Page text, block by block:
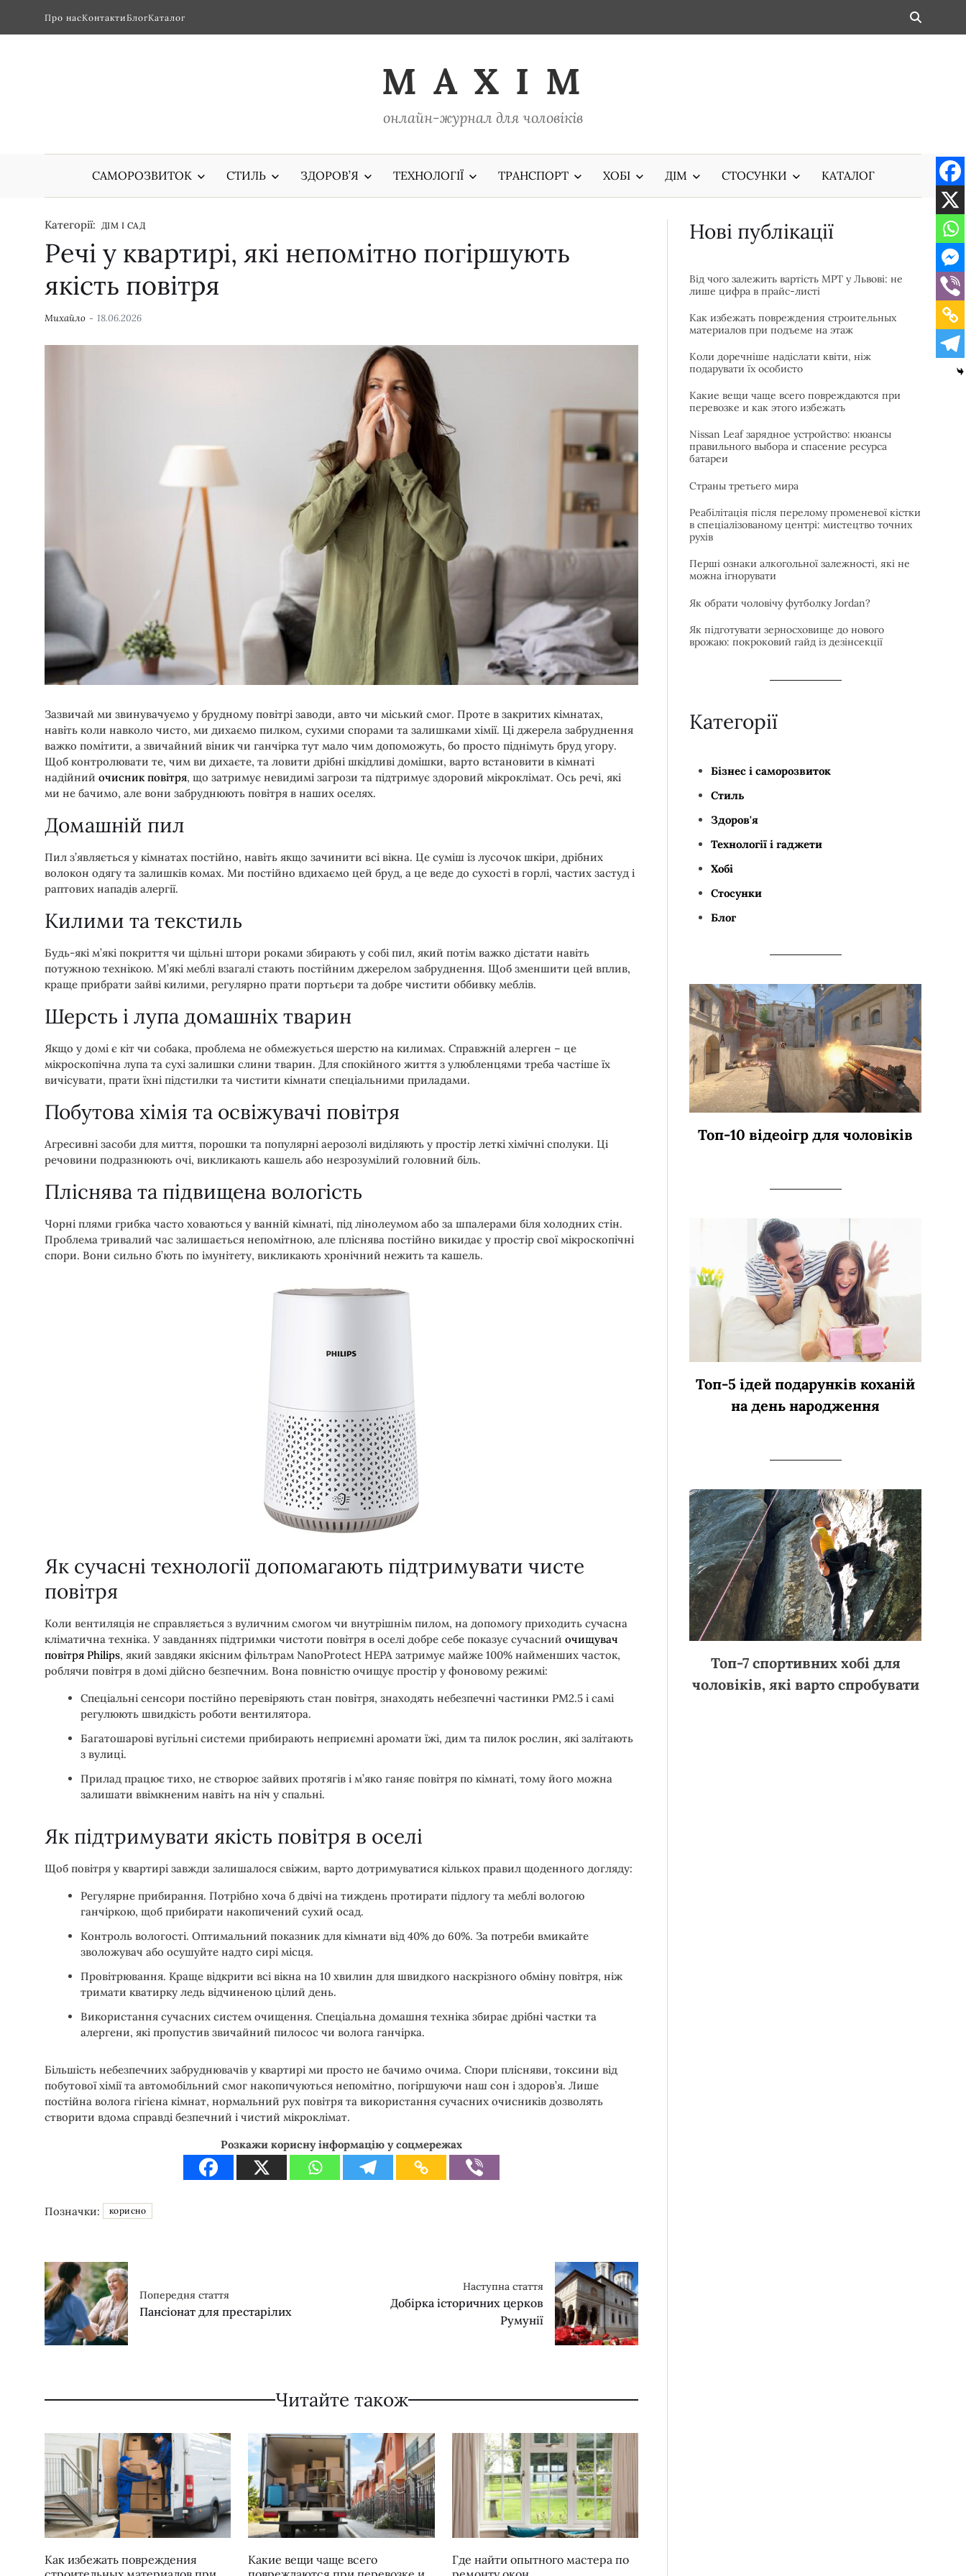
Про насКонтактиБлогКаталог
M A X I M
онлайн-журнал для чоловіків
САМОРОЗВИТОК СТИЛЬ ЗДОРОВ’Я ТЕХНОЛОГІЇ ТРАНСПОРТ ХОБІ ДІМ СТОСУНКИ КАТАЛОГ
Категорії: ДІМ І САД
Речі у квартирі, які непомітно погіршують
якість повітря
Михайло 18.06.2026
Зазвичай ми звинувачуємо у брудному повітрі заводи, авто чи міський смог. Проте в закритих кімнатах,
навіть коли навколо чисто, ми дихаємо пилком, сухими спорами та залишками хімії. Ці джерела забруднення
важко помітити, а звичайний віник чи ганчірка тут мало чим допоможуть, бо просто піднімуть бруд угору.
Щоб контролювати те, чим ви дихаєте, та ловити дрібні шкідливі домішки, варто встановити в кімнаті
надійний очисник повітря, що затримує невидимі загрози та підтримує здоровий мікроклімат. Ось речі, які
ми не бачимо, але вони забруднюють повітря в наших оселях.
Домашній пил
Пил з’являється у кімнатах постійно, навіть якщо зачинити всі вікна. Це суміш із лусочок шкіри, дрібних
волокон одягу та залишків комах. Ми постійно вдихаємо цей бруд, а це веде до сухості в горлі, частих застуд і
раптових нападів алергії.
Килими та текстиль
Будь-які м’які покриття чи щільні штори роками збирають у собі пил, який потім важко дістати навіть
потужною технікою. М’які меблі взагалі стають постійним джерелом забруднення. Щоб зменшити цей вплив,
краще прибрати зайві килими, регулярно прати портьєри та добре чистити оббивку меблів.
Шерсть і лупа домашніх тварин
Якщо у домі є кіт чи собака, проблема не обмежується шерстю на килимах. Справжній алерген – це
мікроскопічна лупа та сухі залишки слини тварин. Для спокійного життя з улюбленцями треба частіше їх
вичісувати, прати їхні підстилки та чистити кімнати спеціальними приладами.
Побутова хімія та освіжувачі повітря
Агресивні засоби для миття, порошки та популярні аерозолі виділяють у простір леткі хімічні сполуки. Ці
речовини подразнюють очі, викликають кашель або незрозумілий головний біль.
Пліснява та підвищена вологість
Чорні плями грибка часто ховаються у ванній кімнаті, під лінолеумом або за шпалерами біля холодних стін.
Проблема тривалий час залишається непомітною, але пліснява постійно викидає у простір свої мікроскопічні
спори. Вони сильно б’ють по імунітету, викликають хронічний нежить та кашель.
Як сучасні технології допомагають підтримувати чисте
повітря
Коли вентиляція не справляється з вуличним смогом чи внутрішнім пилом, на допомогу приходить сучасна
кліматична техніка. У завданнях підтримки чистоти повітря в оселі добре себе показує сучасний очищувач
повітря Philips, який завдяки якісним фільтрам NanoProtect HEPA затримує майже 100% найменших часток,
роблячи повітря в домі дійсно безпечним. Вона повністю очищує простір у фоновому режимі:
Спеціальні сенсори постійно перевіряють стан повітря, знаходять небезпечні частинки PM2.5 і самі
регулюють швидкість роботи вентилятора.
Багатошарові вугільні системи прибирають неприємні аромати їжі, дим та пилок рослин, які залітають
з вулиці.
Прилад працює тихо, не створює зайвих протягів і м’яко ганяє повітря по кімнаті, тому його можна
залишати ввімкненим навіть на ніч у спальні.
Як підтримувати якість повітря в оселі
Щоб повітря у квартирі завжди залишалося свіжим, варто дотримуватися кількох правил щоденного догляду:
Регулярне прибирання. Потрібно хоча б двічі на тиждень протирати підлогу та меблі вологою
ганчіркою, щоб прибирати накопичений сухий осад.
Контроль вологості. Оптимальний показник для кімнати від 40% до 60%. За потреби вмикайте
зволожувач або осушуйте надто сирі місця.
Провітрювання. Краще відкрити всі вікна на 10 хвилин для швидкого наскрізного обміну повітря, ніж
тримати кватирку ледь відчиненою цілий день.
Використання сучасних систем очищення. Спеціальна домашня техніка збирає дрібні частки та
алергени, які пропустив звичайний пилосос чи волога ганчірка.
Більшість небезпечних забруднювачів у квартирі ми просто не бачимо очима. Спори плісняви, токсини від
побутової хімії та автомобільний смог накопичуються непомітно, погіршуючи наш сон і здоров’я. Лише
постійна волога гігієна кімнат, нормальний рух повітря та використання сучасних очисників дозволять
створити вдома справді безпечний і чистий мікроклімат.
Розкажи корисну інформацію у соцмережах
Позначки: корисно
Попередня стаття
Пансіонат для престарілих
Наступна стаття
Добірка історичних церков
Румунії
Читайте також
Как избежать повреждения
Какие вещи чаще всего
Где найти опытного мастера по
Нові публікації
Від чого залежить вартість МРТ у Львові: не
лише цифра в прайс-листі
Как избежать повреждения строительных
материалов при подъеме на этаж
Коли доречніше надіслати квіти, ніж
подарувати їх особисто
Какие вещи чаще всего повреждаются при
перевозке и как этого избежать
Nissan Leaf зарядное устройство: нюансы
правильного выбора и спасение ресурса
батареи
Страны третьего мира
Реабілітація після перелому променевої кістки
в спеціалізованому центрі: мистецтво точних
рухів
Перші ознаки алкогольної залежності, які не
можна ігнорувати
Як обрати чоловічу футболку Jordan?
Як підготувати зерносховище до нового
врожаю: покроковий гайд із дезінсекції
Категорії
Бізнес і саморозвиток
Стиль
Здоров'я
Технології і гаджети
Хобі
Стосунки
Блог
Топ-10 відеоігр для чоловіків
Топ-5 ідей подарунків коханій
на день народження
Топ-7 спортивних хобі для
чоловіків, які варто спробувати